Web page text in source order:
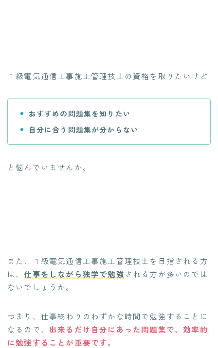
１級電気通信工事施工管理技士の資格を取りたいけど
おすすめの問題集を知りたい
自分に合う問題集が分からない
と悩んでいませんか。
また、１級電気通信工事施工管理技士を目指される方
は、仕事をしながら独学で勉強される方が多いのでは
ないでしょうか。
つまり、仕事終わりのわずかな時間で勉強することに
なるので、 出来るだけ自分にあった問題集で、効率的
に勉強することが重要です。